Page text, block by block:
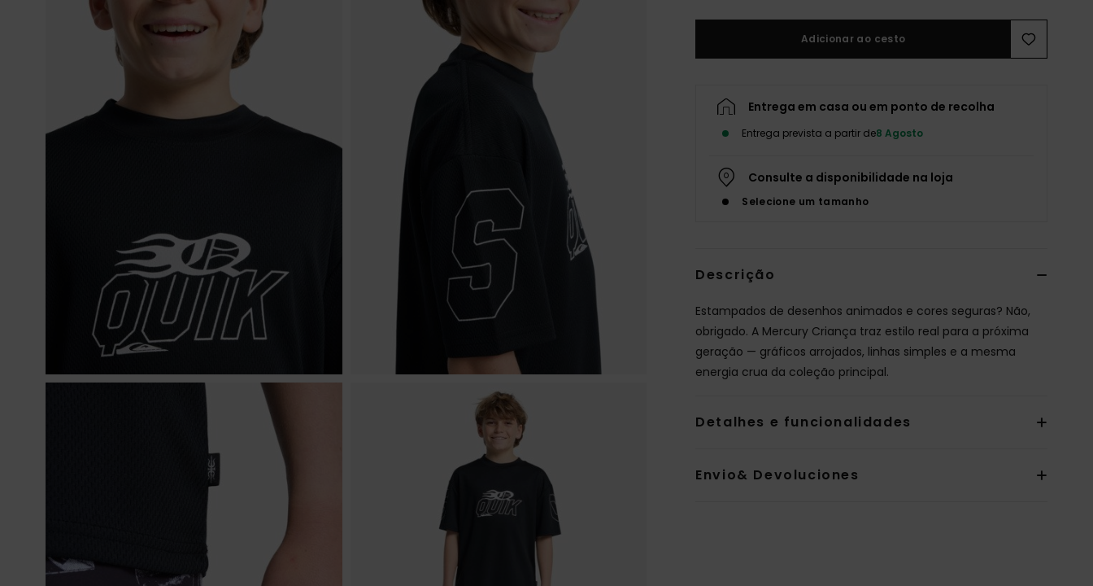
Adicionar ao cesto
Entrega em casa ou em ponto de recolha
Entrega prevista a partir de8 Agosto
Consulte a disponibilidade na loja
Selecione um tamanho
Descrição
Estampados de desenhos animados e cores seguras? Não,
obrigado. A Mercury Criança traz estilo real para a próxima
geração — gráficos arrojados, linhas simples e a mesma
energia crua da coleção principal.
Detalhes e funcionalidades
Envio& Devoluciones